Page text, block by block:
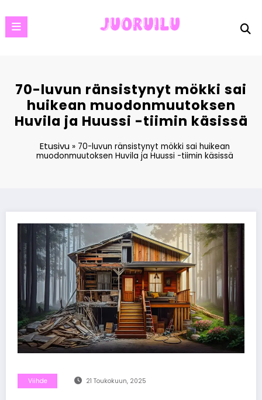
to
content
70-luvun ränsistynyt mökki sai
huikean muodonmuutoksen
Huvila ja Huussi -tiimin käsissä
Etusivu » 70-luvun ränsistynyt mökki sai huikean
muodonmuutoksen Huvila ja Huussi -tiimin käsissä
Viihde 21 Toukokuun, 2025